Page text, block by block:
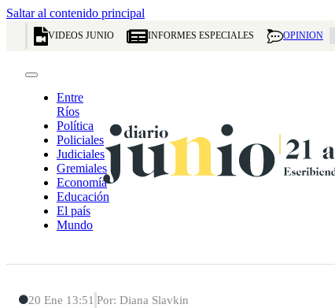
Saltar al contenido principal
VIDEOS JUNIO INFORMES ESPECIALES OPINION
Entre
Ríos
Política
Policiales
Judiciales
Gremiales
Economía
Educación
El país
Mundo
20 Ene 13:51 Por: Diana Slavkin